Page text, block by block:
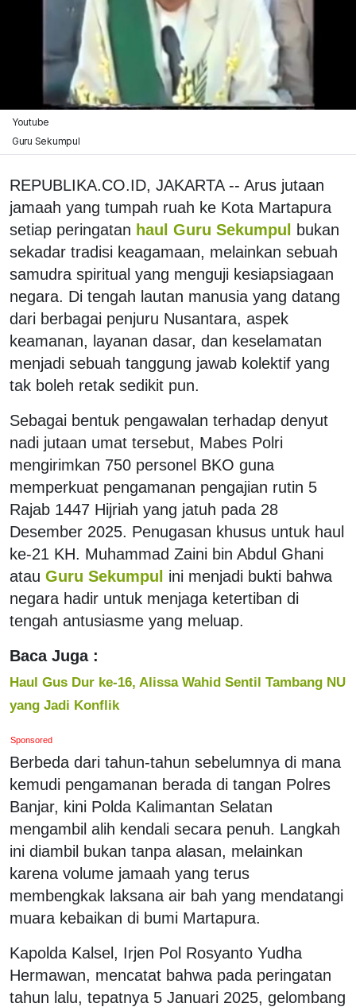
Youtube
Guru Sekumpul
REPUBLIKA.CO.ID, JAKARTA -- Arus jutaan
jamaah yang tumpah ruah ke Kota Martapura
setiap peringatan haul Guru Sekumpul
bukan
sekadar tradisi keagamaan, melainkan sebuah
samudra spiritual yang menguji kesiapsiagaan
negara. Di tengah lautan manusia yang datang
dari berbagai penjuru Nusantara, aspek
keamanan, layanan dasar, dan keselamatan
menjadi sebuah tanggung jawab kolektif yang
tak boleh retak sedikit pun.
Sebagai bentuk pengawalan terhadap denyut
nadi jutaan umat tersebut, Mabes Polri
mengirimkan 750 personel BKO guna
memperkuat pengamanan pengajian rutin 5
Rajab 1447 Hijriah yang jatuh pada 28
Desember 2025. Penugasan khusus untuk haul
ke-21 KH. Muhammad Zaini bin Abdul Ghani
atau Guru Sekumpul ini menjadi bukti bahwa
negara hadir untuk menjaga ketertiban di
tengah antusiasme yang meluap.
Baca Juga :
Haul Gus Dur ke-16, Alissa Wahid Sentil Tambang NU
yang Jadi Konflik
Sponsored
Berbeda dari tahun-tahun sebelumnya di mana
kemudi pengamanan berada di tangan Polres
Banjar, kini Polda Kalimantan Selatan
mengambil alih kendali secara penuh. Langkah
ini diambil bukan tanpa alasan, melainkan
karena volume jamaah yang terus
membengkak laksana air bah yang mendatangi
muara kebaikan di bumi Martapura.
Kapolda Kalsel, Irjen Pol Rosyanto Yudha
Hermawan, mencatat bahwa pada peringatan
tahun lalu, tepatnya 5 Januari 2025, gelombang